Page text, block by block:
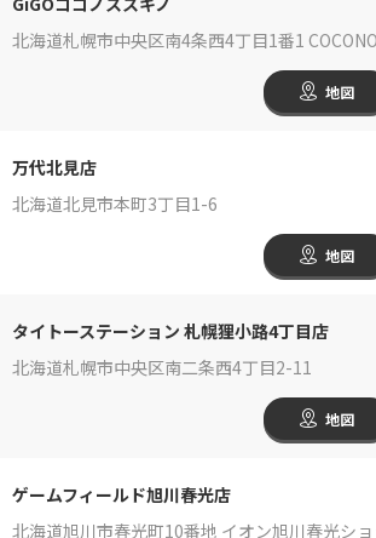
北海道札幌市中央区南4条西4丁目1番1
地図
万代北見店
北海道北見市本町3丁目1-6
地図
タイトーステーション 札幌狸小路4丁目店
北海道札幌市中央区南二条西4丁目2-11
地図
ゲームフィールド旭川春光店
北海道旭川市春光町10番地 イオン旭川春光シ